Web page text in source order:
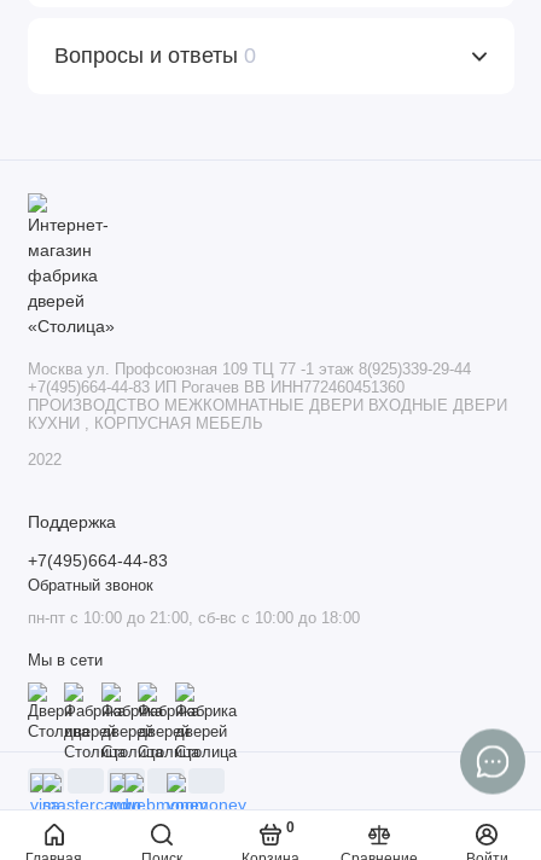
0
Вопросы и ответы 0
Москва ул. Профсоюзная 109 ТЦ 77 -1 этаж 8(925)339-29-44
+7(495)664-44-83 ИП Рогачев ВВ ИНН772460451360
ПРОИЗВОДСТВО МЕЖКОМНАТНЫЕ ДВЕРИ ВХОДНЫЕ ДВЕРИ
КУХНИ , КОРПУСНАЯ МЕБЕЛЬ
2022
Поддержка
+7(495)664-44-83
Обратный звонок
пн-пт с 10:00 до 21:00, сб-вс с 10:00 до 18:00
Мы в сети